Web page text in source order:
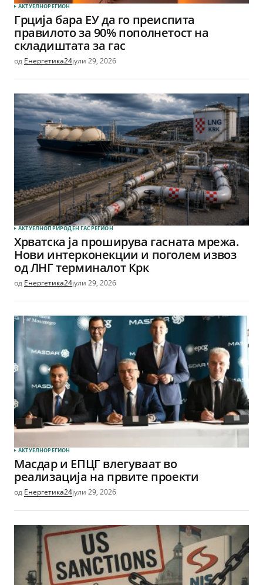
АКТУЕЛНОРЕГИОН
Грција бара ЕУ да го преиспита
правилото за 90% пополнетост на
складиштата за гас
од Енергетика24јули 29, 2026
АКТУЕЛНОПРИРОДЕН ГАСРЕГИОН
Хрватска ја проширува гасната мрежа.
Нови интерконекции и поголем извоз
од ЛНГ терминалот Крк
од Енергетика24јули 29, 2026
АКТУЕЛНОРЕГИОН
Масдар и ЕПЦГ влегуваат во
реализација на првите проекти
од Енергетика24јули 29, 2026